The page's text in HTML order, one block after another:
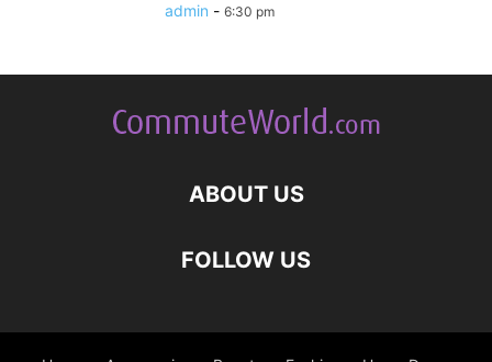
admin - 6:30 pm
ABOUT US
FOLLOW US